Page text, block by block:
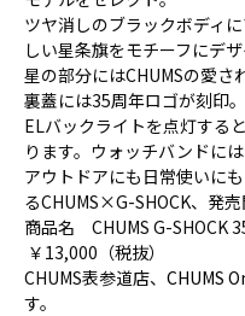
ツヤ消しのブラックボディ
しい星条旗をモチーフにデザ
星の部分にはCHUMSの愛さ
裏蓋には35周年ロゴが刻印。
ELバックライトを点灯する
ります。ウォッチバンドには
アウトドアにも日常使いに
るCHUMS×G-SHOCK、発売
商品名 CHUMS G-SHOCK
￥13,000（税抜）
CHUMS表参道店、 CHUMS
す。